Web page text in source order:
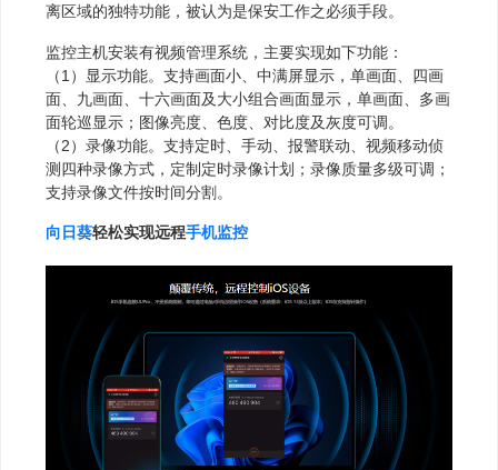
离区域的独特功能，被认为是保安工作之必须手段。
监控主机安装有视频管理系统，主要实现如下功能：
（1）显示功能。支持画面小、中满屏显示，单画面、四画
面、九画面、十六画面及大小组合画面显示，单画面、多画
面轮巡显示；图像亮度、色度、对比度及灰度可调。
（2）录像功能。支持定时、手动、报警联动、视频移动侦
测四种录像方式，定制定时录像计划；录像质量多级可调；
支持录像文件按时间分割。
向日葵轻松实现远程手机监控